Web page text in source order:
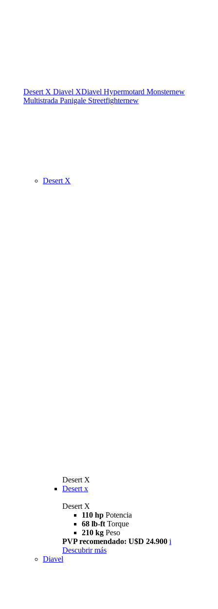
Desert X Diavel XDiavel Hypermotard Monsternew
Multistrada Panigale Streetfighternew
Desert X
Desert X
Desert x
Desert X
110 hp Potencia
68 lb-ft Torque
210 kg Peso
PVP recomendado: U$D 24.900 i
Descubrir más
Diavel